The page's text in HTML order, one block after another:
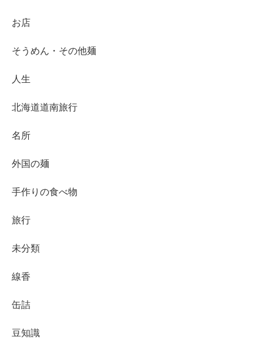
お店
そうめん・その他麺
人生
北海道道南旅行
名所
外国の麺
手作りの食べ物
旅行
未分類
線香
缶詰
豆知識